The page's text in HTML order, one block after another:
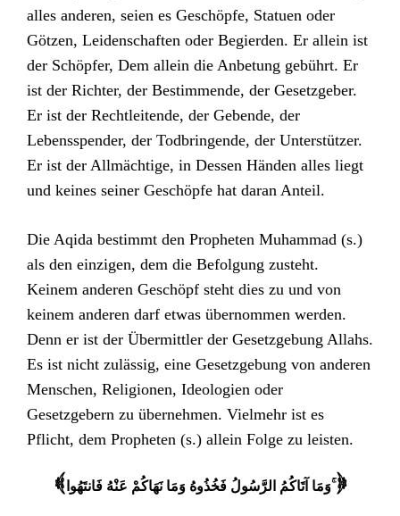
alles anderen, seien es Geschöpfe, Statuen oder
Götzen, Leidenschaften oder Begierden. Er allein ist
der Schöpfer, Dem allein die Anbetung gebührt. Er
ist der Richter, der Bestimmende, der Gesetzgeber.
Er ist der Rechtleitende, der Gebende, der
Lebensspender, der Todbringende, der Unterstützer.
Er ist der Allmächtige, in Dessen Händen alles liegt
und keines seiner Geschöpfe hat daran Anteil.
Die Aqida bestimmt den Propheten Muhammad (s.)
als den einzigen, dem die Befolgung zusteht.
Keinem anderen Geschöpf steht dies zu und von
keinem anderen darf etwas übernommen werden.
Denn er ist der Übermittler der Gesetzgebung Allahs.
Es ist nicht zulässig, eine Gesetzgebung von anderen
Menschen, Religionen, Ideologien oder
Gesetzgebern zu übernehmen. Vielmehr ist es
Pflicht, dem Propheten (s.) allein Folge zu leisten.
{ وَمَا آتَاكُمُ الرَّسُولُ فَخُذُوهُ وَمَا نَهَاكُمْ عَنْهُ فَانتَهُوا ۚ}